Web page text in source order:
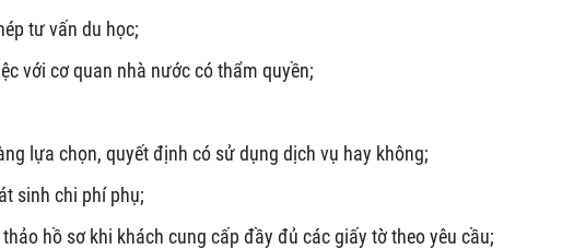
tư vấn du học;
với cơ quan nhà nước có thẩm quyền;
lựa chọn, quyết định có sử dụng dịch vụ hay không;
sinh chi phí phụ;
hồ sơ khi khách cung cấp đầy đủ các giấy tờ theo yêu cầu;